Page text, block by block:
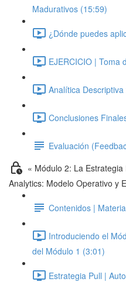
Madurativos (15:59)
¿Dónde puedes
EJERCICIO | Toma
Analítica
Conclusiones
Evaluación
« Módulo 2: La
Analytics: Modelo Operativo y
Contenidos |
Introduciendo el
del Módulo 1 (3:01)
Estrategia Pull |